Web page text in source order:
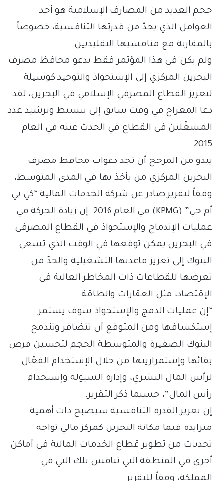
حجم العديد من المصارف الإسلامية هو أحد
العوامل الذي يحدّ من قدرتها التنافسية، خصوصاً
بالمقارنة مع منافسيها التقليديين.
ولم يكن في هذا المؤتمر فقط يدعو محافظ مصرف
البحرين المركزي إلى الإستحواذ والتوحيد كوسيلة
لتعزيز القطاع المصرفي الإسلامي في البحرين، لقد
دعا المعراج في وقت سابق إلى تبسيط وترشيد عدد
المشغّلين في القطاع في الحدث عينه في العام
2015.
يبدو من المرجح أن تجد دعوات محافظ مصرف
البحرين المركزي من يأخذ بها في المدى المتوسط،
وفقاً لتقرير صادر عن شركة الخدمات المالية “كي بي
أم جي” (KPMG) في العام 2016. إن زيادة الحركة في
عمليات الإندماج والإستحواذ في القطاع المصرفي
في البحرين يمكن توقعها في الوقت الذي تسعى
البنوك إلى تعزيز قاعدتها التشغيلية والحدّ من
تعرضها للقطاعات ذات المخاطر العالية في
الإقتصاد، مثل العقارات والطاقة.
“إن عمليات الدمج والإستحواذ سوف يستمر
إستكشافها ومن المتوقع أن تتضافر وتندمج
البنوك الصغيرة والمتوسطة الحجم لتحسين فرص
بقائها وإستمراريتها من خلال الإستخدام الفعّال
لرأس المال البشري، وإدارة السيولة وإستخدام
رأس المال”، حسبما ذكر التقرير.
إن تعزيز القدرة التنافسية سيصبح ذات أهمية
متزايدة فيما مكانة البحرين كمركز مالي تواجه
تحديات من تطوير قطاع الخدمات المالية في أماكن
أخرى في المنطقة التي تنافس تلك التي في
المملكة، وفقاً للتقرير.